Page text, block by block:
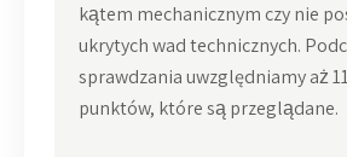
kątem mechanicznym czy nie
ukrytych wad technicznych.
sprawdzania uwzględniamy aż
punktów, które są przeglądane.